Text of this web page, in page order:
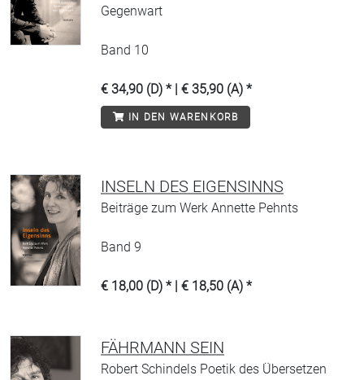
Gegenwart
Band 10
€ 34,90 (D) * | € 35,90 (A) *
IN DEN WARENKORB
INSELN DES EIGENSINNS
Beiträge zum Werk Annette Pehnts
Band 9
€ 18,00 (D) * | € 18,50 (A) *
FÄHRMANN SEIN
Robert Schindels Poetik des Übersetzen